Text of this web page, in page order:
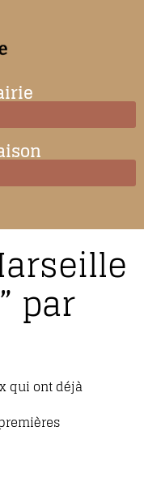
par
qui ont déjà